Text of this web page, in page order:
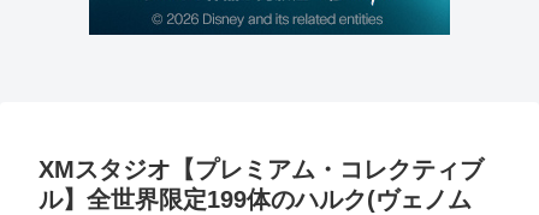
XMスタジオ【プレミアム・コレクティブ
ル】全世界限定199体のハルク(ヴェノム